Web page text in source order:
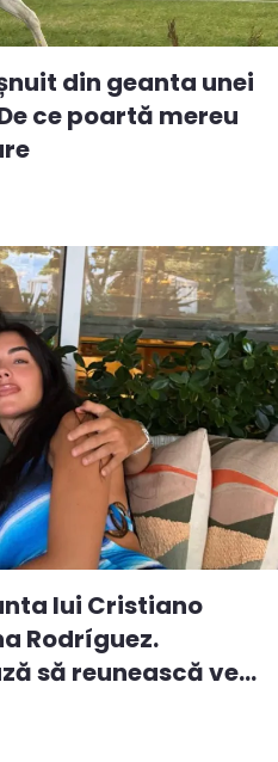
din geanta unei
ce poartă mereu
lui Cristiano
Rodríguez.
să reunească ve...